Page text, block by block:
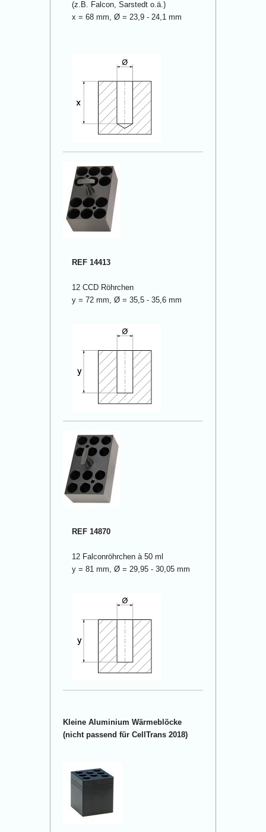
(z.B. Falcon, Sarstedt o.ä.)
x = 68 mm, Ø = 23,9 - 24,1 mm
REF 14413
12 CCD Röhrchen
y = 72 mm, Ø = 35,5 - 35,6 mm
REF 14870
12 Falconröhrchen à 50 ml
y = 81 mm, Ø = 29,95 - 30,05 mm
Kleine Aluminium Wärmeblöcke
(nicht passend für CellTrans 2018)